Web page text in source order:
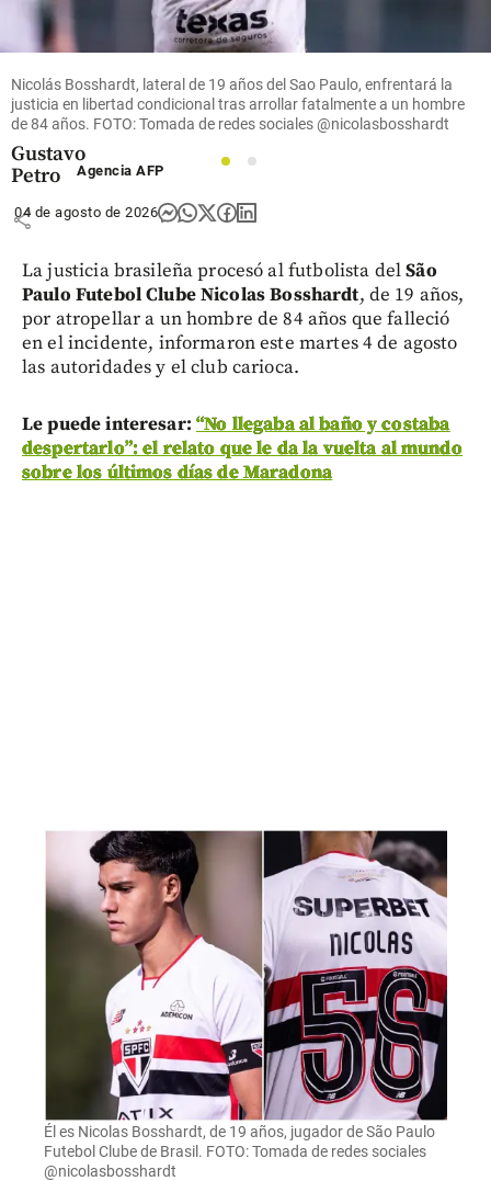
revive
dudas por
de 17
denuncias
contra
Gustavo
Petro
share
Nicolás Bosshardt, lateral de 19 años del Sao Paulo, enfrentará la
justicia en libertad condicional tras arrollar fatalmente a un hombre
de 84 años. FOTO: Tomada de redes sociales @nicolasbosshardt
1 2
Agencia AFP
04 de agosto de 2026
La justicia brasileña procesó al futbolista delSão
Paulo Futebol ClubeNicolas Bosshardt, de 19 años,
por atropellar a un hombre de 84 años que falleció
en el incidente, informaron este martes 4 de agosto
las autoridades y el club carioca.
Le puede interesar: “No llegaba al baño y costaba
despertarlo”: el relato que le da la vuelta al mundo
sobre los últimos días de Maradona
Él es Nicolas Bosshardt, de 19 años, jugador de São Paulo
Futebol Clube de Brasil. FOTO: Tomada de redes sociales
@nicolasbosshardt